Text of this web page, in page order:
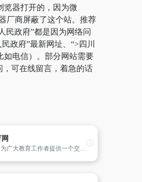
览器打开的，因为微
厂商屏蔽了这个站。推荐
民政府”都是因为网络问
政府”最新网址、“>四川
如电信）。部分网站需要
，可在线留言，着急的话
竹林桥小学教育网为广大教育工作者提供一个交流展示的平台,更好地促进学校信息化的发展。